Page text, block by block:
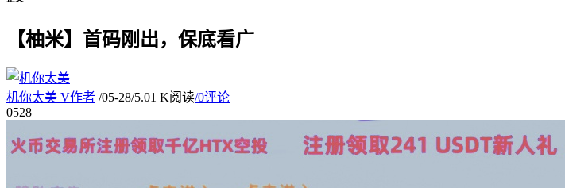
【柚米】首码刚出，保底看广
机你太美 V作者 /05-28/5.01 K阅读/0评论
0528